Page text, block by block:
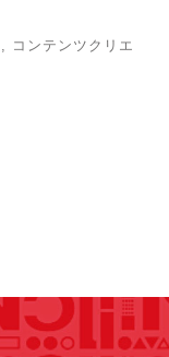
コンテンツクリエ